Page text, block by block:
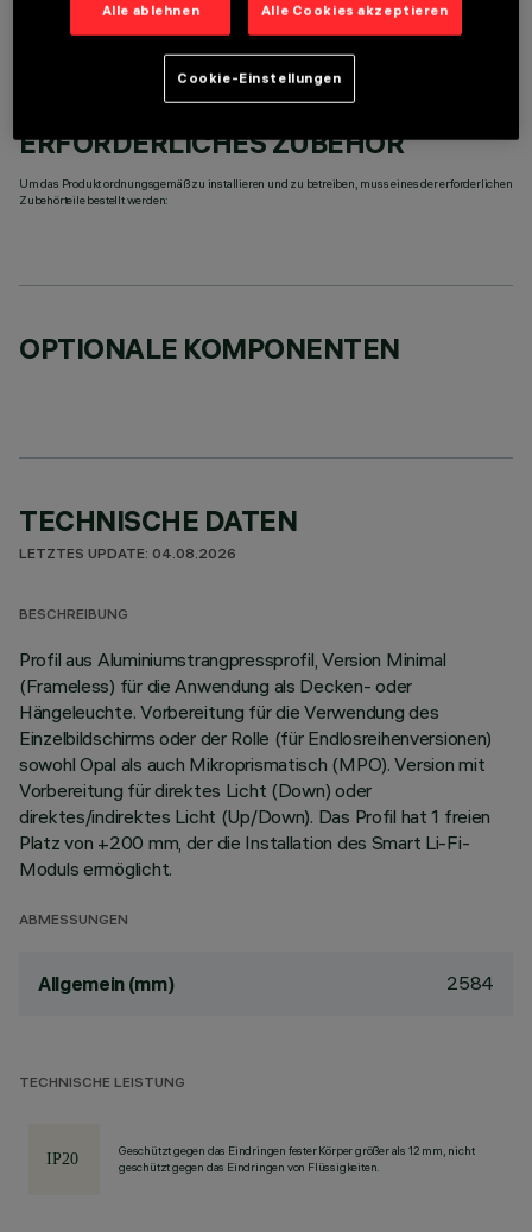
ERFORDERLICHES ZUBEHÖR
Um das Produkt ordnungsgemäß zu installieren und zu betreiben, muss eines der erforderlichen
Zubehörteile bestellt werden:
OPTIONALE KOMPONENTEN
TECHNISCHE DATEN
LETZTES UPDATE: 04.08.2026
BESCHREIBUNG
Profil aus Aluminiumstrangpressprofil, Version Minimal
(Frameless) für die Anwendung als Decken- oder
Hängeleuchte. Vorbereitung für die Verwendung des
Einzelbildschirms oder der Rolle (für Endlosreihenversionen)
sowohl Opal als auch Mikroprismatisch (MPO). Version mit
Vorbereitung für direktes Licht (Down) oder
direktes/indirektes Licht (Up/Down). Das Profil hat 1 freien
Platz von +200 mm, der die Installation des Smart Li-Fi-
Moduls ermöglicht.
ABMESSUNGEN
Allgemein (mm) 2584
TECHNISCHE LEISTUNG
Geschützt gegen das Eindringen fester Körper größer als 12 mm, nicht
geschützt gegen das Eindringen von Flüssigkeiten.
Alle ablehnen Alle Cookies akzeptieren
Cookie-Einstellungen